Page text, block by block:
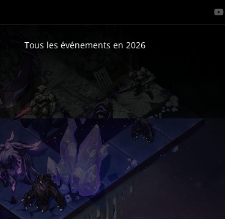
Tous les événements en 2026